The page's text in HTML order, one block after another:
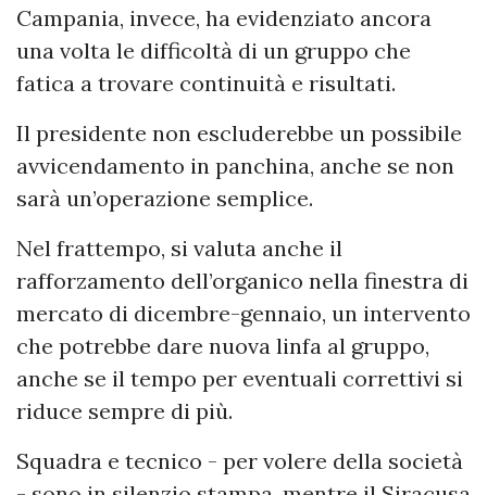
Campania, invece, ha evidenziato ancora
una volta le difficoltà di un gruppo che
fatica a trovare continuità e risultati.
Il presidente non escluderebbe un possibile
avvicendamento in panchina, anche se non
sarà un’operazione semplice.
Nel frattempo, si valuta anche il
rafforzamento dell’organico nella finestra di
mercato di dicembre-gennaio, un intervento
che potrebbe dare nuova linfa al gruppo,
anche se il tempo per eventuali correttivi si
riduce sempre di più.
Squadra e tecnico - per volere della società